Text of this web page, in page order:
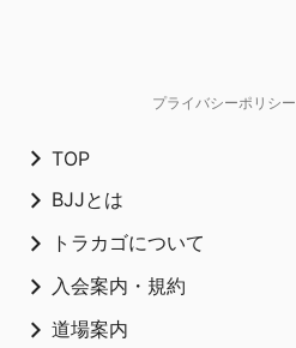
プライバシーポリシー
TOP
BJJとは
トラカゴについて
入会案内・規約
道場案内